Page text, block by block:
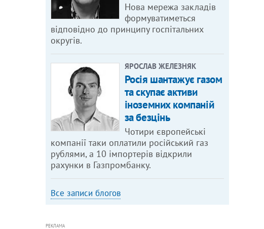
Нова мережа закладів
формуватиметься
відповідно до принципу госпітальних
округів.
ЯРОСЛАВ ЖЕЛЕЗНЯК
Росія шантажує газом
та скупає активи
іноземних компаній
за безцінь
Чотири європейські
компанії таки оплатили російський газ
рублями, а 10 імпортерів відкрили
рахунки в Газпромбанку.
Все записи блогов
РЕКЛАМА